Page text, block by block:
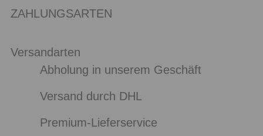
ZAHLUNGSARTEN
Versandarten
Abholung in unserem Geschäft
Versand durch DHL
Premium-Lieferservice